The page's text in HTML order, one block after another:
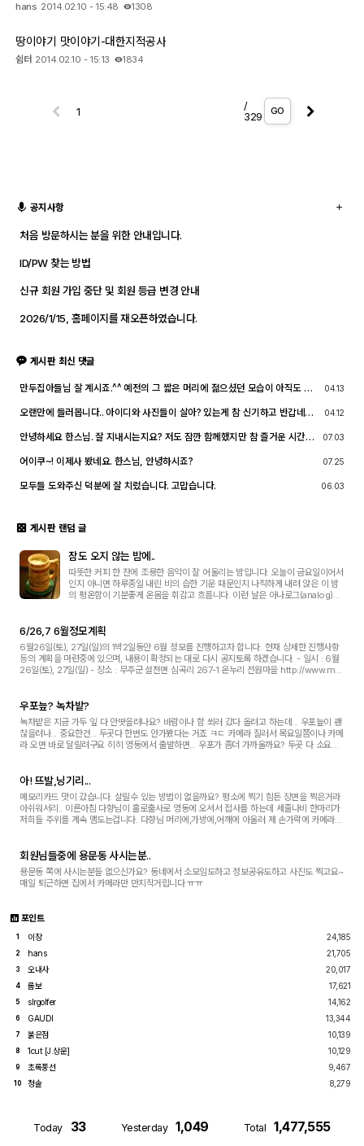
hans 2014.02.10 - 15:48 1308
땅이야기 맛이야기-대한지적공사
쉼터 2014.02.10 - 15:13 1834
/
329
GO
공지사항
처음 방문하시는 분을 위한 안내입니다.
ID/PW 찾는 방법
신규 회원 가입 중단 및 회원 등급 변경 안내
2026/1/15, 홈페이지를 재오픈하였습니다.
게시판 최신 댓글
만두집아들님 잘 계시죠.^^ 예전의 그 짧은 머리에 젊으셨던 모습이 아직도 기
호회 활동의 추억을 남길 겸 가능한 계속 홈페이지를 유지할 예정입니다. 생각
나실 때 종종 방문해 주세요.^^
04.13
오랜만에 들러봅니다.. 아이디와 사진들이 살아? 있는게 참 신기하고 반갑네요
이제 제가 그 나이가 되버렸습니다^^..
04.12
안녕하세요 한스님. 잘 지내시는지요? 저도 잠깐 함께했지만 참 즐거운 시간이
07.03
어이쿠~! 이제사 봤네요. 한스님, 안녕하시죠? 07.25
모두들 도와주신 덕분에 잘 치렀습니다. 고맙습니다. 06.03
게시판 랜덤 글
잠도 오지 않는 밤에..
따뜻한 커피 한 잔에 조용한 음악이 잘 어울리는 밤입니다. 오늘이 금요일이어서
인지 아니면 하루종일 내린 비의 습한 기운 때문인지 나직하게 내려 앉은 이 밤
의 평온함이 기분좋게 온몸을 휘감고 흐릅니다. 이런 날은 아나로그(analog)적
6/26,7 6월정모계획
6월26일(토), 27일(일)의 1박2일동안 6월 정모를 진행하고자 합니다. 현재 상세한 진행사항
등의 계획을 마련중에 있으며, 내용이 확정되는 대로 다시 공지토록 하겠습니다. - 일시 : 6월
26일(토), 27일(일) - 장소 : 무주군 설천면 심곡리 267-1 온누리 전원마을 http://www.muj
우포늪? 녹차밭?
녹차밭은 지금 가두 잎 다 안땃을려나요? 바람이나 함 쐬러 갔다 올려고 하는데... 우포늪이 괜
찮을려나... 중요한건... 두곳다 한번도 안가봤다는 거죠 ㅋㄷ 카메라 질러서 목요일쯤이나 카메
라 오면 바로 달릴려구요 히히 영동에서 출발하면... 우포가 좀더 가까울까요? 두곳 다 소요시
아! 뜨발,닝기리...
메모리카드 맛이 갔습니다. 살릴수 있는 방법이 없을까요? 평소에 찍기 힘든 장면을 찍은거라
아쉬워서리.. 이른아침 다향님이 홀로출사로 영동에 오셔서 접사를 하는데 세줄나비 한마리가
저희들 주위를 계속 맴도는겁니다. 다향님 머리에,가방에,어깨에 아울러 제 손가락에 카메라에
회원님들중에 용문동 사시는분..
용문동 쪽에 사시는분들 없으신가요? 동네에서 소모임도하고 정보공유도하고 사진도 찍고요~
매일 퇴근하면 집에서 카메라만 만지작거립니다 ㅠㅠ
포인트
1 이장 24,185
2 hans 21,705
3 오내사 20,017
4 롬보 17,621
5 slrgolfer 14,162
6 GAUDI 13,344
7 붉은점 10,139
8 1cut [J.상운] 10,129
9 초록풍선 9,467
10 청솔 8,279
Today 33 Yesterday 1,049 Total 1,477,555